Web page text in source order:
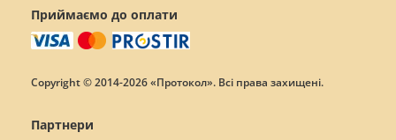
Приймаємо до оплати
Copyright © 2014-2026 «Протокол». Всі права захищені.
Партнери